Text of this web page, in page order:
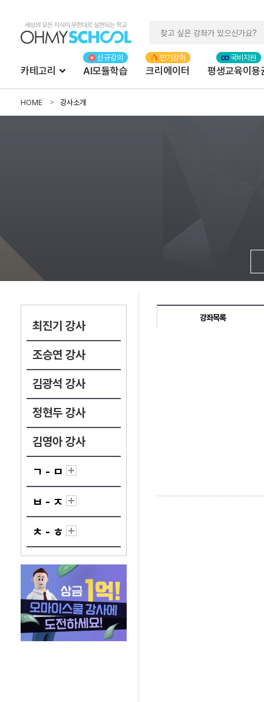
카테고리 AI모듈학습 크리에이터 평생교육이용
HOME 강사소개
최진기 강사
조승연 강사
김광석 강사
정현두 강사
김영아 강사
ㄱ - ㅁ
ㅂ - ㅈ
ㅊ - ㅎ
강좌목록